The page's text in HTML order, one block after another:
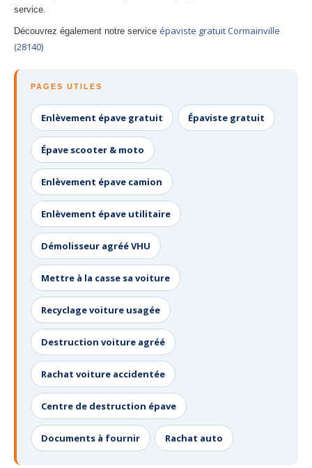
service.
Découvrez également notre service épaviste gratuit Cormainville
(28140)
PAGES UTILES
Enlèvement épave gratuit Épaviste gratuit
Épave scooter & moto
Enlèvement épave camion
Enlèvement épave utilitaire
Démolisseur agréé VHU
Mettre à la casse sa voiture
Recyclage voiture usagée
Destruction voiture agréé
Rachat voiture accidentée
Centre de destruction épave
Documents à fournir Rachat auto